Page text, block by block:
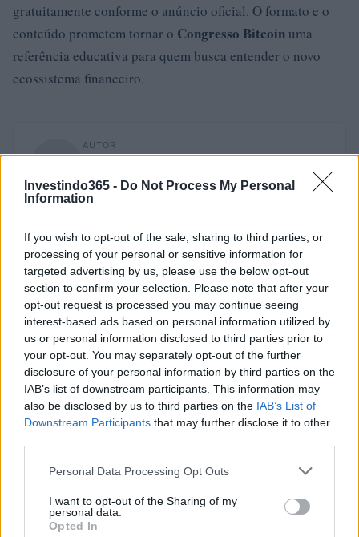
Investindo365 - Do Not Process My Personal
Information
If you wish to opt-out of the sale, sharing to third parties, or
processing of your personal or sensitive information for
targeted advertising by us, please use the below opt-out
section to confirm your selection. Please note that after your
opt-out request is processed you may continue seeing
interest-based ads based on personal information utilized by
us or personal information disclosed to third parties prior to
your opt-out. You may separately opt-out of the further
disclosure of your personal information by third parties on the
IAB’s list of downstream participants. This information may
also be disclosed by us to third parties on the IAB’s List of
Downstream Participants that may further disclose it to other
Please note that this website/app uses one or more Google
not limited to your visit or usage behaviour. You may click to
grant or deny consent to Google and its third-party tags to
Personal Data Processing Opt Outs
I want to opt-out of the Sharing of my
personal data.
Opted In
gratuitamente conforme o anúncio oficial. O formato e o
conteúdo prometem tornar o Congresso Bitcoin uma
referência educativa para quem busca entender o novo
ecossistema financeiro.
AUTOR
Staff